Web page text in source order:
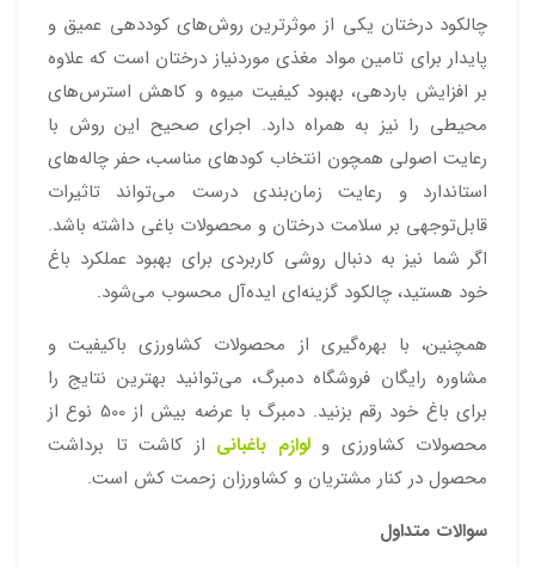
چالکود درختان یکی از موثرترین روش‌های کوددهی عمیق و
پایدار برای تامین مواد مغذی موردنیاز درختان است که علاوه
بر افزایش باردهی، بهبود کیفیت میوه و کاهش استرس‌های
محیطی را نیز به همراه دارد. اجرای صحیح این روش با
رعایت اصولی همچون انتخاب کودهای مناسب، حفر چاله‌های
استاندارد و رعایت زمان‌بندی درست می‌تواند تاثیرات
قابل‌توجهی بر سلامت درختان و محصولات باغی داشته باشد.
اگر شما نیز به دنبال روشی کاربردی برای بهبود عملکرد باغ
خود هستید، چالکود گزینه‌ای ایده‌آل محسوب می‌شود.
همچنین، با بهره‌گیری از محصولات کشاورزی باکیفیت و
مشاوره رایگان فروشگاه دمبرگ، می‌توانید بهترین نتایج را
برای باغ خود رقم بزنید. دمبرگ با عرضه بیش از 500 نوع از
محصولات کشاورزی ولوازم باغبانی از کاشت تا برداشت
محصول در کنار مشتریان و کشاورزان زحمت کش است.
سوالات متداول